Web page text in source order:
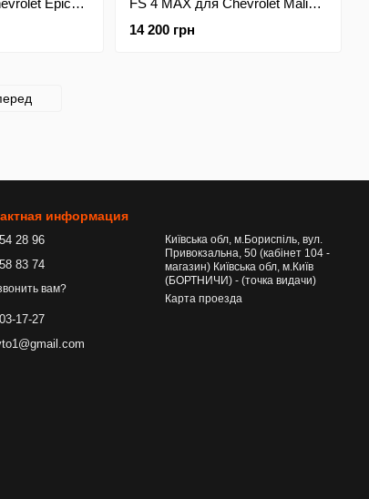
Epica
FS 4 MAX для Chevrolet Malibu
14 200 грн
информация
28 96
83 74
вам?
17-27
Київська обл, м.Бориспіль, вул.
Привокзальна, 50 (кабінет 104 -
магазин) Київська обл, м.Київ
(БОРТНИЧИ) - (точка видачи)
Карта проезда